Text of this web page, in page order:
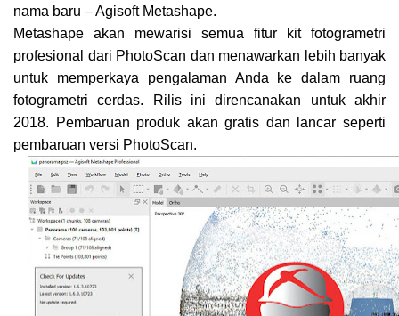
nama baru – Agisoft Metashape.
Metashape akan mewarisi semua fitur kit fotogrametri
profesional dari PhotoScan dan menawarkan lebih banyak
untuk memperkaya pengalaman Anda ke dalam ruang
fotogrametri cerdas. Rilis ini direncanakan untuk akhir
2018. Pembaruan produk akan gratis dan lancar seperti
pembaruan versi PhotoScan.